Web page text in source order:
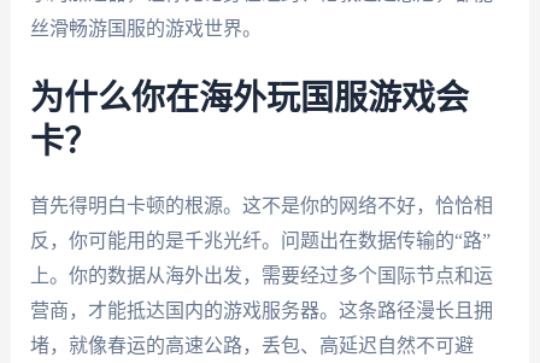
丝滑畅游国服的游戏世界。
为什么你在海外玩国服游戏会
卡？
首先得明白卡顿的根源。这不是你的网络不好，恰恰相
反，你可能用的是千兆光纤。问题出在数据传输的“路”
上。你的数据从海外出发，需要经过多个国际节点和运
营商，才能抵达国内的游戏服务器。这条路径漫长且拥
堵，就像春运的高速公路，丢包、高延迟自然不可避